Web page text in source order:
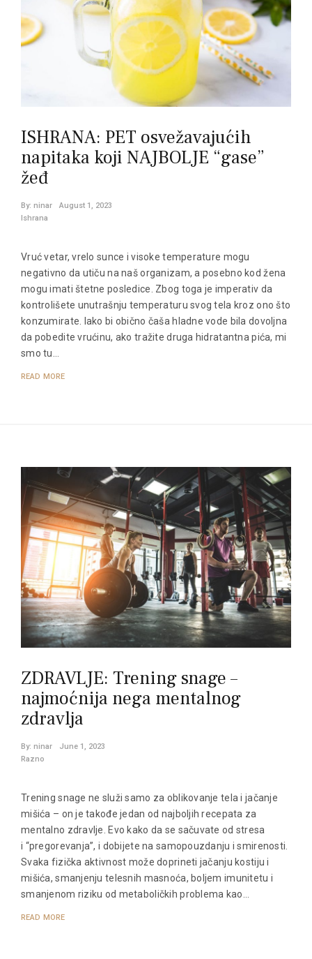
ISHRANA: PET osvežavajućih
napitaka koji NAJBOLJE “gase”
žeđ
By: ninar
August 1, 2023
Ishrana
Vruć vetar, vrelo sunce i visoke temperature mogu
negativno da utiču na naš organizam, a posebno kod žena
mogu imati štetne posledice. Zbog toga je imperativ da
kontrolišete unutrašnju temperaturu svog tela kroz ono što
konzumirate. Iako bi obično čaša hladne vode bila dovoljna
da pobedite vrućinu, ako tražite druga hidratantna pića, mi
smo tu…
READ MORE
ZDRAVLJE: Trening snage –
najmoćnija nega mentalnog
zdravlja
By: ninar
June 1, 2023
Razno
Trening snage ne služi samo za oblikovanje tela i jačanje
mišića – on je takođe jedan od najboljih recepata za
mentalno zdravlje. Evo kako da se sačuvate od stresa
i “pregorevanja”, i dobijete na samopouzdanju i smirenosti.
Svaka fizička aktivnost može doprineti jačanju kostiju i
mišića, smanjenju telesnih masnoća, boljem imunitetu i
smanjenom riziku od metaboličkih problema kao…
READ MORE